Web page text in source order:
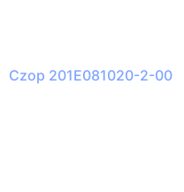
Czop 201E081020-2-00